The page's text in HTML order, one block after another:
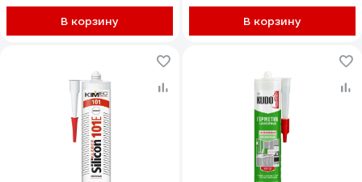
В корзину В корзину